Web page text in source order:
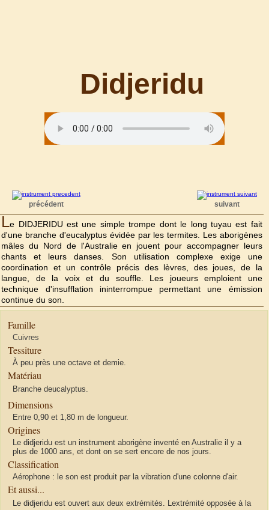
Didjeridu
précédent suivant
Le DIDJERIDU est une simple trompe dont le long tuyau est fait
d'une branche d'eucalyptus évidée par les termites. Les aborigènes
mâles du Nord de l'Australie en jouent pour accompagner leurs
chants et leurs danses. Son utilisation complexe exige une
coordination et un contrôle précis des lèvres, des joues, de la
langue, de la voix et du souffle. Les joueurs emploient une
technique d'insufflation ininterrompue permettant une émission
continue du son.
Famille
Cuivres
Tessiture
À peu près une octave et demie.
Matériau
Branche deucalyptus.
Dimensions
Entre 0,90 et 1,80 m de longueur.
Origines
Le didjeridu est un instrument aborigène inventé en Australie il y a
plus de 1000 ans, et dont on se sert encore de nos jours.
Classification
Aérophone : le son est produit par la vibration d'une colonne d'air.
Et aussi...
Le didjeridu est ouvert aux deux extrémités. Lextrémité opposée à la